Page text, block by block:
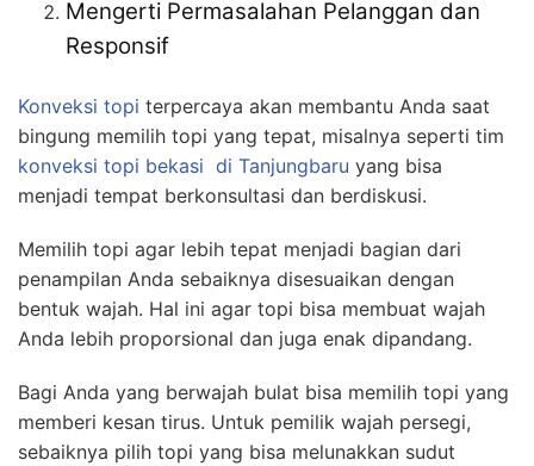
Mengerti Permasalahan Pelanggan dan
Responsif
Konveksi topi terpercaya akan membantu Anda saat
bingung memilih topi yang tepat, misalnya seperti tim
konveksi topi bekasi di Tanjungbaru yang bisa
menjadi tempat berkonsultasi dan berdiskusi.
Memilih topi agar lebih tepat menjadi bagian dari
penampilan Anda sebaiknya disesuaikan dengan
bentuk wajah. Hal ini agar topi bisa membuat wajah
Anda lebih proporsional dan juga enak dipandang.
Bagi Anda yang berwajah bulat bisa memilih topi yang
memberi kesan tirus. Untuk pemilik wajah persegi,
sebaiknya pilih topi yang bisa melunakkan sudut